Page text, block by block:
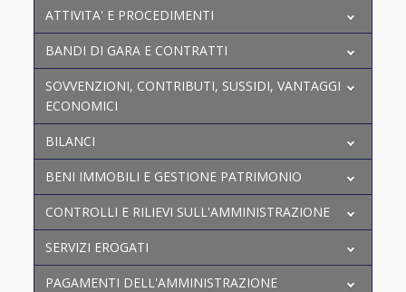
ATTIVITA' E PROCEDIMENTI
BANDI DI GARA E CONTRATTI
SOVVENZIONI, CONTRIBUTI, SUSSIDI, VANTAGGI
ECONOMICI
BILANCI
BENI IMMOBILI E GESTIONE PATRIMONIO
CONTROLLI E RILIEVI SULL'AMMINISTRAZIONE
SERVIZI EROGATI
PAGAMENTI DELL'AMMINISTRAZIONE